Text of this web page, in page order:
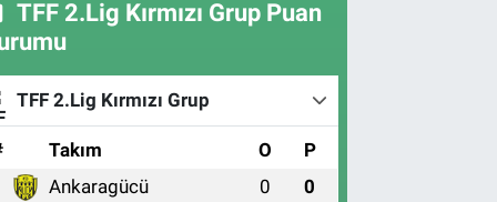
TFF 2.Lig Kırmızı Grup Puan
TFF 2.Lig Kırmızı Grup
Takım O P
Ankaragücü 0 0